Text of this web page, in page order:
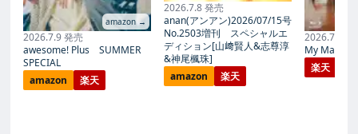
amazon →
2026.7.9 発売
awesome! Plus SUMMER
SPECIAL
amazon
楽天
2026.7.8 発売
anan(アンアン)2026/07/15号
No.2503増刊 スペシャルエ
ディション[山﨑賢人&志尊淳
&神尾楓珠]
amazon
楽天
2026.7.27
My Magic
楽天